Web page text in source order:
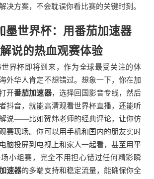
决方案，不会耽误你看比赛的关键时刻。
墨世界杯：用番茄加速器
说的热血观赛体验
世界杯即将到来，作为全球最受关注的体
外华人肯定不想错过。想象一下，你在加
开番茄加速器，选择回国影音专线，然后
抖音，就能高清观看世界杯直播，还能听
说——比如贺炜老师的经典评论，让你仿
赛现场。你可以用手机和国内的朋友实时
脑投屏到电视上和家人一起看，甚至用平
小组赛，完全不用担心错过任何精彩瞬
速器的多端支持和稳定流量，能确保你全